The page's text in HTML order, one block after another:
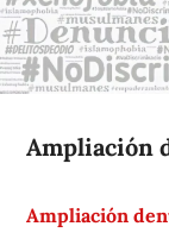
Ampliación
Ampliación